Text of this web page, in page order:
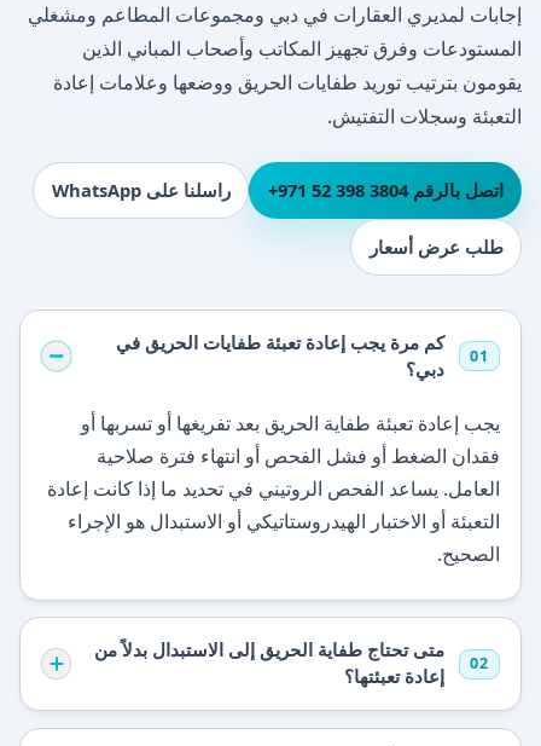
إجابات لمديري العقارات في دبي ومجموعات المطاعم ومشغلي
المستودعات وفرق تجهيز المكاتب وأصحاب المباني الذين
يقومون بترتيب توريد طفايات الحريق ووضعها وعلامات إعادة
التعبئة وسجلات التفتيش.
اتصل بالرقم ⁦+971 52 398 3804⁩ راسلنا على WhatsApp
طلب عرض أسعار
01
كم مرة يجب إعادة تعبئة طفايات الحريق في
دبي؟
يجب إعادة تعبئة طفاية الحريق بعد تفريغها أو تسربها أو
فقدان الضغط أو فشل الفحص أو انتهاء فترة صلاحية
العامل. يساعد الفحص الروتيني في تحديد ما إذا كانت إعادة
التعبئة أو الاختبار الهيدروستاتيكي أو الاستبدال هو الإجراء
الصحيح.
02
متى تحتاج طفاية الحريق إلى الاستبدال بدلاً من
إعادة تعبئتها؟